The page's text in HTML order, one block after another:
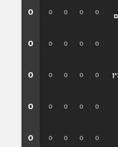
0
0
0
0
0
0
0
0
0
0
0
0
0
0
0
0
0
0
0
0
0
0
0
0
0